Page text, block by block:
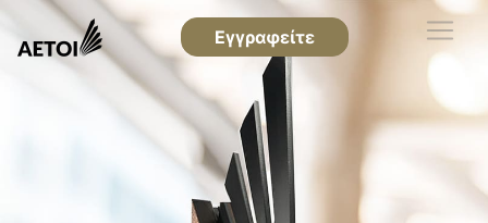
Εγγραφείτε